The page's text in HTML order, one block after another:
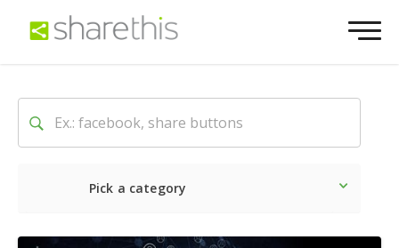
Pick a category
Dernière Sociale